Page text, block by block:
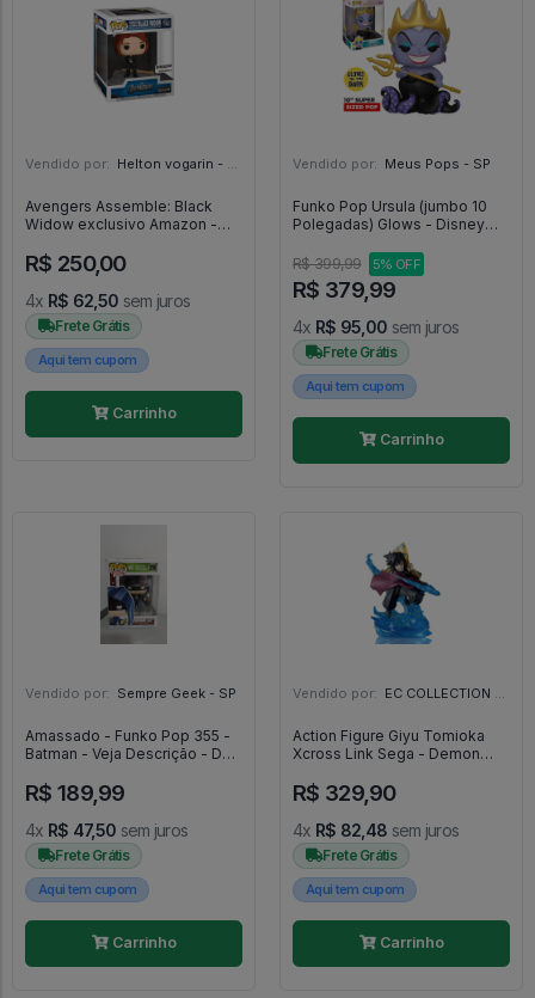
Vendido por: Helton vogarin - SP
Avengers Assemble: Black
Widow exclusivo Amazon -
R$ 250,00
4x R$ 62,50 sem juros
Frete Grátis
Aqui tem cupom
Carrinho
Vendido por: Meus Pops - SP
Funko Pop Ursula (jumbo 10
Polegadas) Glows - Disney
R$ 399,99
5% OFF
R$ 379,99
4x R$ 95,00 sem juros
Frete Grátis
Aqui tem cupom
Carrinho
Vendido por: Sempre Geek - SP
Amassado - Funko Pop 355 -
Batman - Veja Descrição - DC
R$ 189,99
4x R$ 47,50 sem juros
Frete Grátis
Aqui tem cupom
Carrinho
Vendido por: EC COLLECTION - SP
Action Figure Giyu Tomioka
Xcross Link Sega - Demon
R$ 329,90
4x R$ 82,48 sem juros
Frete Grátis
Aqui tem cupom
Carrinho